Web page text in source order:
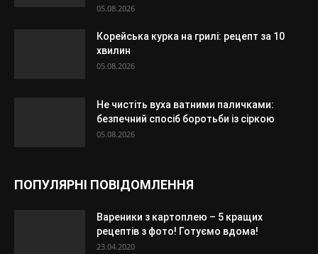
05.08.2026
Корейська курка на грилі: рецепт за 10
хвилин
05.08.2026
Не чистіть вуха ватними паличками:
безпечний спосіб боротьби із сіркою
05.08.2026
ПОПУЛЯРНІ ПОВІДОМЛЕННЯ
Вареники з картоплею – 5 кращих
рецептів з фото! Готуємо вдома!
23.04.2020